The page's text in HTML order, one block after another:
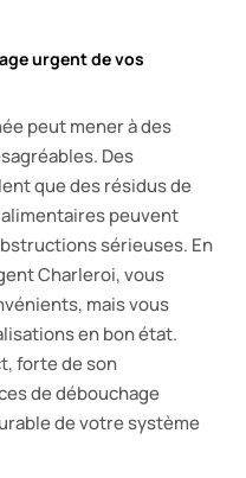
urgent de vos
peut mener à des
Des
que des résidus de
peuvent
sérieuses. En
Charleroi, vous
mais vous
en bon état.
forte de son
de débouchage
de votre système